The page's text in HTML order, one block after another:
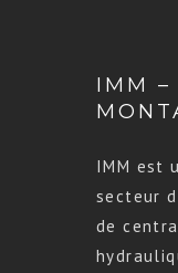
IMM –
IMM est
secteur
de